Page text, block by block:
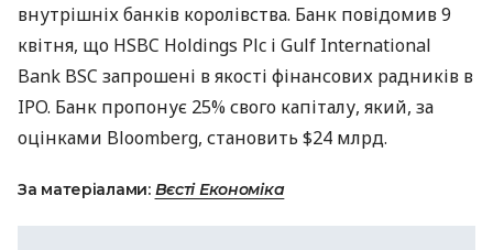
внутрішніх банків королівства. Банк повідомив 9
квітня, що HSBC Holdings Plc і Gulf International
Bank BSC запрошені в якості фінансових радників в
IPO. Банк пропонує 25% свого капіталу, який, за
оцінками Bloomberg, становить $24 млрд.
За матеріалами: Вєсті Економіка